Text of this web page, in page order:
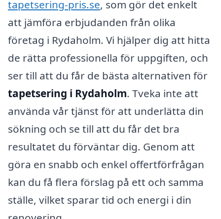
tapetsering-pris.se, som gör det enkelt
att jämföra erbjudanden från olika
företag i Rydaholm. Vi hjälper dig att hitta
de rätta professionella för uppgiften, och
ser till att du får de bästa alternativen för
tapetsering i Rydaholm. Tveka inte att
använda vår tjänst för att underlätta din
sökning och se till att du får det bra
resultatet du förväntar dig. Genom att
göra en snabb och enkel offertförfrågan
kan du få flera förslag på ett och samma
ställe, vilket sparar tid och energi i din